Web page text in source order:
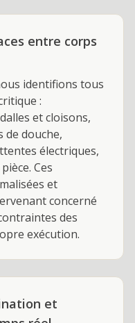
entre corps
identifions tous
:
et cloisons,
de douche,
électriques,
Ces
et
concerné
des
exécution.
et